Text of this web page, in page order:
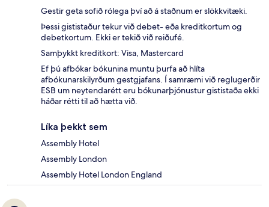
Gestir geta sofið rólega því að á staðnum er slökkvitæki.
Þessi gististaður tekur við debet- eða kreditkortum og
debetkortum. Ekki er tekið við reiðufé.
Samþykkt kreditkort: Visa, Mastercard
Ef þú afbókar bókunina muntu þurfa að hlíta
afbókunarskilyrðum gestgjafans. Í samræmi við reglugerðir
ESB um neytendarétt eru bókunarþjónustur gististaða ekki
háðar rétti til að hætta við.
Líka þekkt sem
Assembly Hotel
Assembly London
Assembly Hotel London England